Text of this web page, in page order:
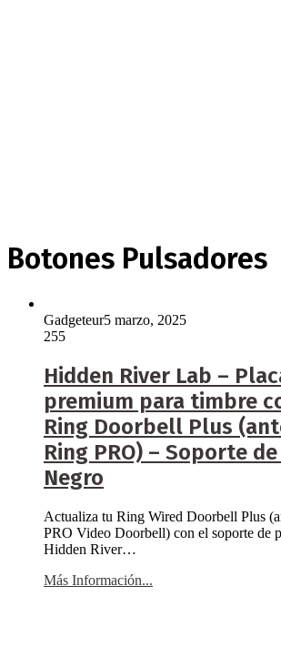
Botones Pulsadores
Gadgeteur5 marzo, 2025
255
Hidden River Lab –
premium para timbre
Ring Doorbell Plus
Ring PRO) – Soporte
Negro
Actualiza tu Ring Wired Doorbell Plus
PRO Video Doorbell) con el soporte de
Hidden River…
Más Información...